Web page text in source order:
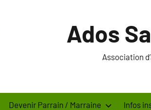
Ados
Association
Devenir Parrain / Marraine Infos